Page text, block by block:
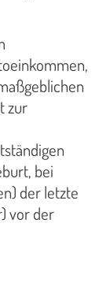
zur
bei
der letzte
vor der